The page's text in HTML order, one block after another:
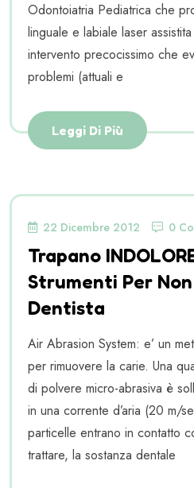
Odontoiatria Pediatrica che
linguale e labiale laser
intervento precocissimo che
problemi (attuali e
Leggi Di Più
22 Dicembre 2012 0
Trapano
Strumenti Per
Dentista
Air Abrasion System: e’ un
per rimuovere la carie. Una
di polvere micro-abrasiva è
in una corrente d’aria (20 m/
particelle entrano in contatto
trattare, la sostanza dentale